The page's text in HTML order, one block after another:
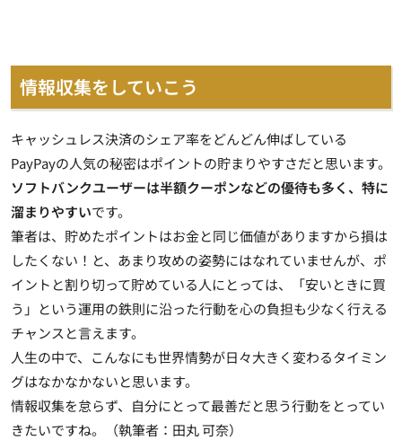
情報収集をしていこう
キャッシュレス決済のシェア率をどんどん伸ばしている
PayPayの人気の秘密はポイントの貯まりやすさだと思います。
ソフトバンクユーザーは半額クーポンなどの優待も多く、特に
溜まりやすいです。
筆者は、貯めたポイントはお金と同じ価値がありますから損は
したくない！と、あまり攻めの姿勢にはなれていませんが、ポ
イントと割り切って貯めている人にとっては、「安いときに買
う」という運用の鉄則に沿った行動を心の負担も少なく行える
チャンスと言えます。
人生の中で、こんなにも世界情勢が日々大きく変わるタイミン
グはなかなかないと思います。
情報収集を怠らず、自分にとって最善だと思う行動をとってい
きたいですね。
（執筆者：田丸 可奈）